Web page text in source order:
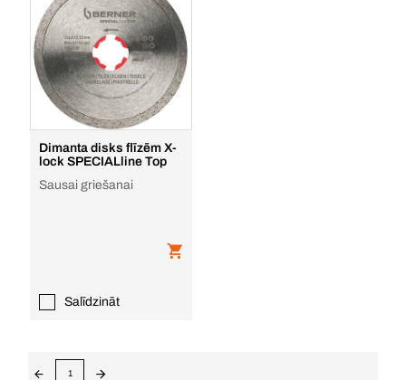
Dimanta disks flīzēm X-
lock SPECIALline Top
Sausai griešanai
Salīdzināt
1